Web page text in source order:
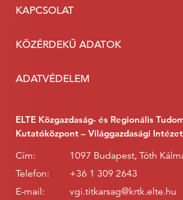
KAPCSOLAT
KÖZÉRDEKŰ ADATOK
ADATVÉDELEM
ELTE Közgazdaság- és Regionális
Kutatóközpont – Világgazdasági Intézet
Cím:
1097 Budapest, Tóth
Telefon:
+36 1 309 2643
E-mail:
vgi.titkarsag@krtk.elte.hu